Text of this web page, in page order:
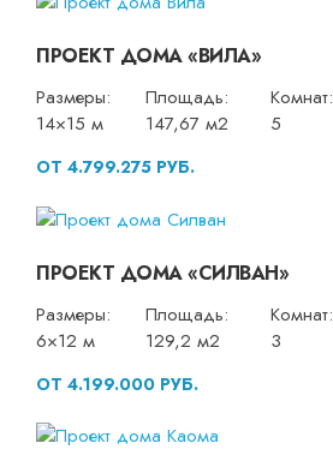
ПРОЕКТ ДОМА «ВИЛА»
Размеры:
14×15 м
Площадь:
147,67 м2
Комнат:
5
ОТ 4.799.275 РУБ.
ПРОЕКТ ДОМА «СИЛВАН»
Размеры:
6×12 м
Площадь:
129,2 м2
Комнат:
3
ОТ 4.199.000 РУБ.